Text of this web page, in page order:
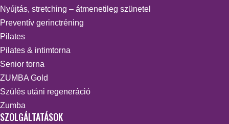
Nyújtás, stretching – átmenetileg szünetel
Preventív gerinctréning
Pilates
Pilates & intimtorna
Senior torna
ZUMBA Gold
Szülés utáni regeneráció
Zumba
SZOLGÁLTATÁSOK